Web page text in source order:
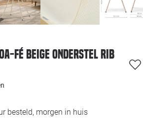
Fé beige onderstel rib
besteld, morgen in huis